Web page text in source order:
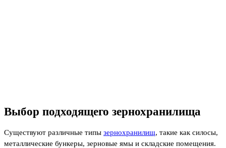
Выбор подходящего зернохранилища
Существуют различные типы зернохранилищ, такие как силосы,
металлические бункеры, зерновые ямы и складские помещения.